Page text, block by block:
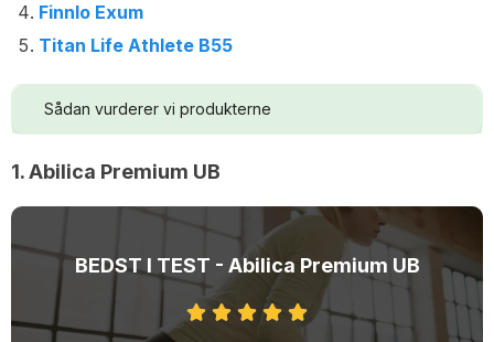
Finnlo Exum
Titan Life Athlete B55
Sådan vurderer vi produkterne
1. Abilica Premium UB
BEDST I TEST - Abilica Premium UB